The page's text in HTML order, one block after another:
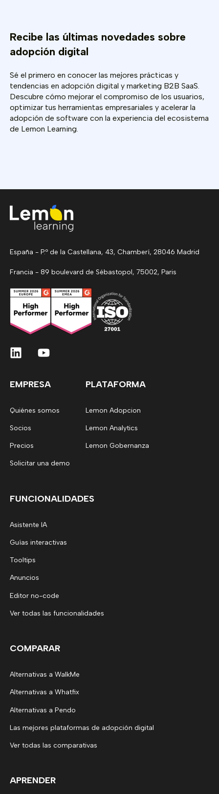
Recibe las últimas novedades sobre
adopción digital
Sé el primero en conocer las mejores prácticas y
tendencias en adopción digital y marketing B2B SaaS.
Descubre cómo mejorar el compromiso de los usuarios,
optimizar tus herramientas empresariales y acelerar la
adopción de software con la experiencia del ecosistema
de Lemon Learning.
España - P.º de la Castellana, 43, Chamberí, 28046 Madrid
Francia - 89 boulevard de Sébastopol, 75002, Paris
EMPRESA
Quiénes somos
Socios
Precios
Solicitar una demo
PLATAFORMA
Lemon Adopcion
Lemon Analytics
Lemon Gobernanza
FUNCIONALIDADES
Asistente IA
Guías interactivas
Tooltips
Anuncios
Editor no-code
Ver todas las funcionalidades
COMPARAR
Alternativas a WalkMe
Alternativas a Whatfix
Alternativas a Pendo
Las mejores plataformas de adopción digital
Ver todas las comparativas
APRENDER